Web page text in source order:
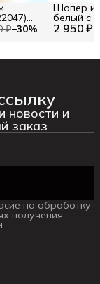
₽−30% 2 950 ₽
Шопер из
белый с
BA23-06
новости и
заказ
на обработку
получения